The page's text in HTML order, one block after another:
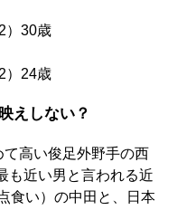
）30歳
）24歳
えしない？
高い俊足外野手の西
も近い男と言われる近
食い）の中田と、日本